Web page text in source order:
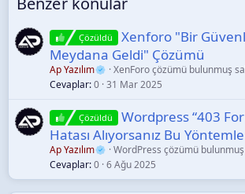
Çözüldü
Xenforo "Bir
Meydana Geldi" Çözümü
Ap Yazılım
XenForo çözümü bulunmuş
Cevaplar 0 31 Mar 2025
Çözüldü
Wordpress “403
Hatası Alıyorsanız Bu
Ap Yazılım
WordPress çözümü
Cevaplar 0 6 Ağu 2025